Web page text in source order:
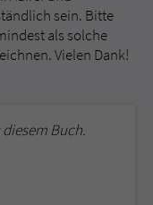
sein. Bitte
als solche
Vielen Dank!
Buch.